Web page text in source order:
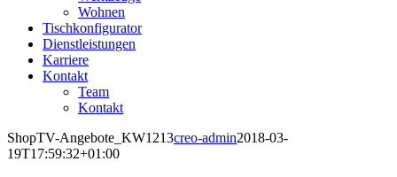
Wohnen
Tischkonfigurator
Dienstleistungen
Karriere
Kontakt
Team
Kontakt
ShopTV-Angebote_KW1213creo-admin2018-03-
19T17:59:32+01:00